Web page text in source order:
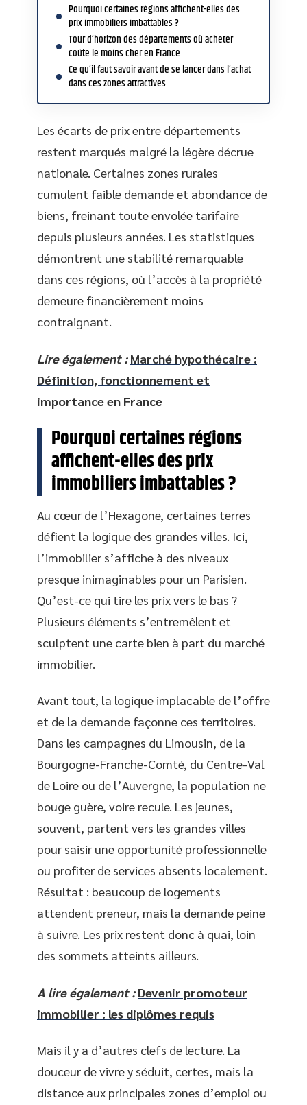
Pourquoi certaines régions affichent-elles des
prix immobiliers imbattables ?
Tour d’horizon des départements où acheter
coûte le moins cher en France
Ce qu’il faut savoir avant de se lancer dans l’achat
dans ces zones attractives
Les écarts de prix entre départements
restent marqués malgré la légère décrue
nationale. Certaines zones rurales
cumulent faible demande et abondance de
biens, freinant toute envolée tarifaire
depuis plusieurs années. Les statistiques
démontrent une stabilité remarquable
dans ces régions, où l’accès à la propriété
demeure financièrement moins
contraignant.
Lire également : Marché hypothécaire :
Définition, fonctionnement et
importance en France
Pourquoi certaines régions
affichent-elles des prix
immobiliers imbattables ?
Au cœur de l’Hexagone, certaines terres
défient la logique des grandes villes. Ici,
l’immobilier s’affiche à des niveaux
presque inimaginables pour un Parisien.
Qu’est-ce qui tire les prix vers le bas ?
Plusieurs éléments s’entremêlent et
sculptent une carte bien à part du marché
immobilier.
Avant tout, la logique implacable de l’offre
et de la demande façonne ces territoires.
Dans les campagnes du Limousin, de la
Bourgogne-Franche-Comté, du Centre-Val
de Loire ou de l’Auvergne, la population ne
bouge guère, voire recule. Les jeunes,
souvent, partent vers les grandes villes
pour saisir une opportunité professionnelle
ou profiter de services absents localement.
Résultat : beaucoup de logements
attendent preneur, mais la demande peine
à suivre. Les prix restent donc à quai, loin
des sommets atteints ailleurs.
A lire également : Devenir promoteur
immobilier : les diplômes requis
Mais il y a d’autres clefs de lecture. La
douceur de vivre y séduit, certes, mais la
distance aux principales zones d’emploi ou